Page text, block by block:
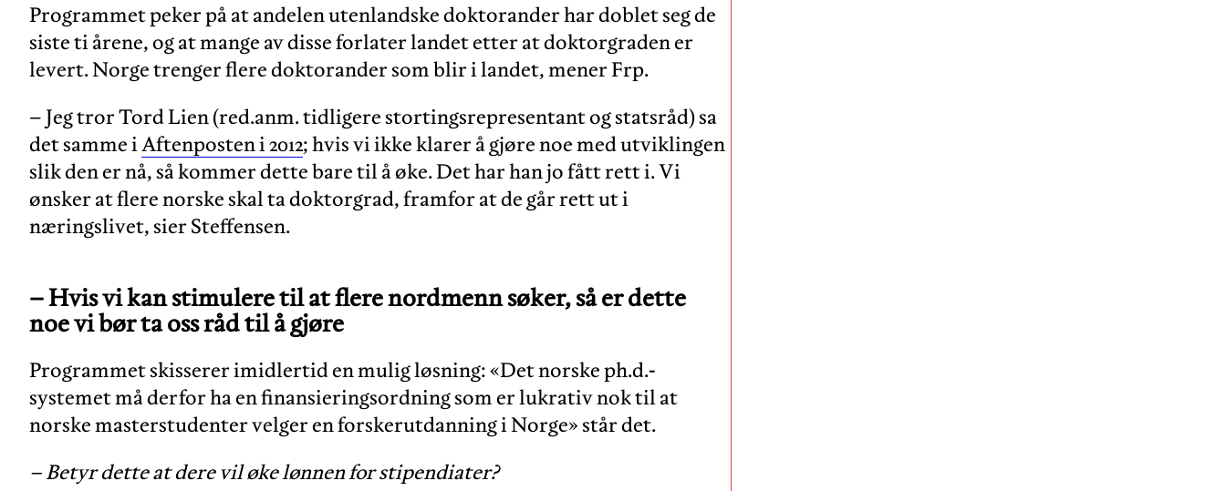
Programmet peker på at andelen utenlandske doktorander har doblet seg de
siste ti årene, og at mange av disse forlater landet etter at doktorgraden er
levert. Norge trenger flere doktorander som blir i landet, mener Frp.
– Jeg tror Tord Lien (red.anm. tidligere stortingsrepresentant og statsråd) sa
det samme iAftenposten i 2012; hvis vi ikke klarer å gjøre noe med utviklingen
slik den er nå, så kommer dette bare til å øke. Det har han jo fått rett i. Vi
ønsker at flere norske skal ta doktorgrad, framfor at de går rett ut i
næringslivet, sier Steffensen.
– Hvis vi kan stimulere til at flere nordmenn søker, så er dette
noe vi bør ta oss råd til å gjøre
Programmet skisserer imidlertid en mulig løsning: «Det norske ph.d.-
systemet må derfor ha en finansieringsordning som er lukrativ nok til at
norske masterstudenter velger en forskerutdanning i Norge» står det.
– Betyr dette at dere vil øke lønnen for stipendiater?